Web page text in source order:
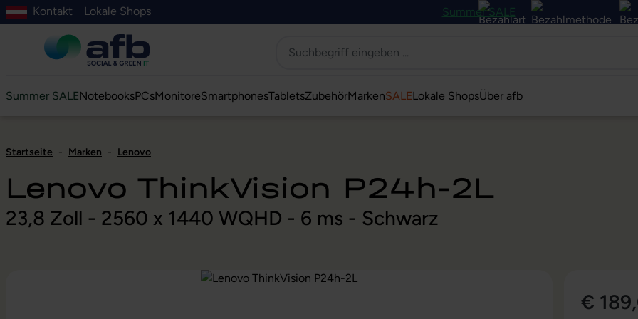
springen
Suche springen
Zur Hauptnavigation springen
Zur Navigation der B2B-Plattform springen
Kontakt Lokale Shops Summer SALE
Summer SALENotebooksPCsMonitoreSmartphonesTabletsZubehörMarkenSALELokale ShopsÜber afb
Startseite - Marken - Lenovo
Lenovo ThinkVision P24h-2L
23,8 Zoll - 2560 x 1440 WQHD - 6 ms - Schwarz
€